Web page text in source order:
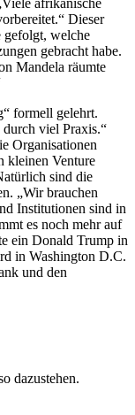
Dieser
gefolgt, welche
gebracht habe.
Mandela räumte
formell gelehrt.
durch viel Praxis.“
Organisationen
kleinen Venture
sind die
„Wir brauchen
Institutionen sind in
es noch mehr auf
ein Donald Trump in
in Washington D.C.
und den
dazustehen.